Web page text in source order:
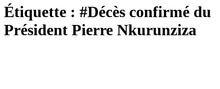
Étiquette : #Décès confirmé du
Président Pierre Nkurunziza